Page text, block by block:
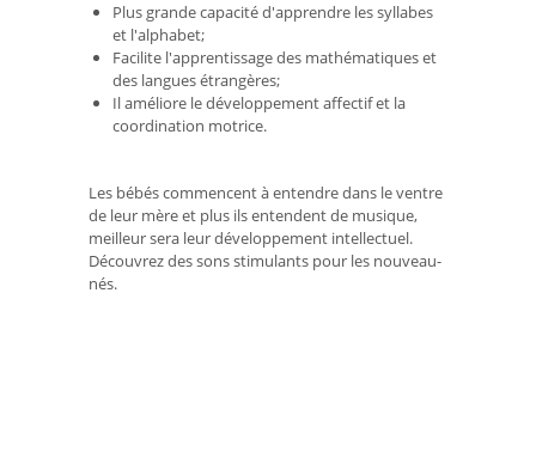
Plus grande capacité d'apprendre les syllabes
et l'alphabet;
Facilite l'apprentissage des mathématiques et
des langues étrangères;
Il améliore le développement affectif et la
coordination motrice.
Les bébés commencent à entendre dans le ventre
de leur mère et plus ils entendent de musique,
meilleur sera leur développement intellectuel.
Découvrez des sons stimulants pour les nouveau-
nés.